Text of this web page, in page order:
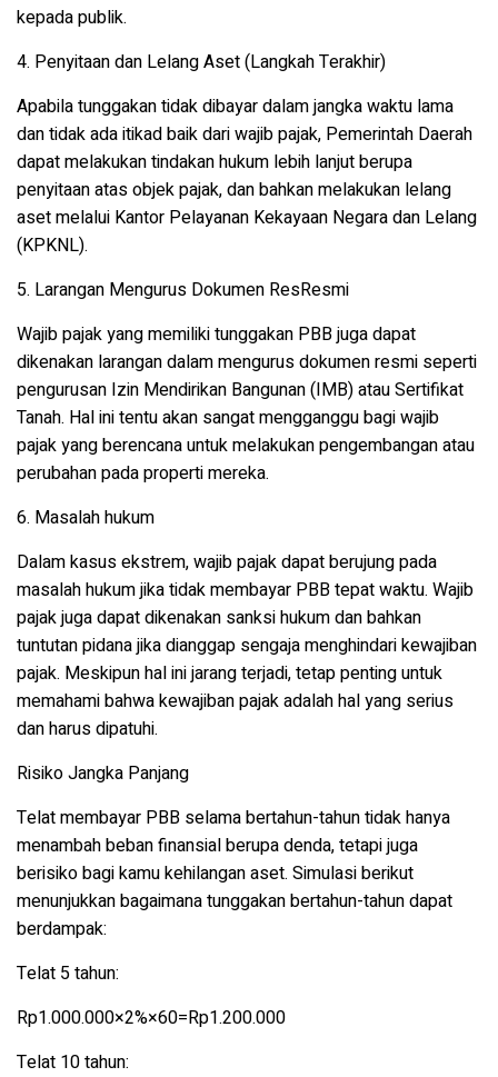
kepada publik.
4. Penyitaan dan Lelang Aset (Langkah Terakhir)
Apabila tunggakan tidak dibayar dalam jangka waktu lama
dan tidak ada itikad baik dari wajib pajak, Pemerintah Daerah
dapat melakukan tindakan hukum lebih lanjut berupa
penyitaan atas objek pajak, dan bahkan melakukan lelang
aset melalui Kantor Pelayanan Kekayaan Negara dan Lelang
(KPKNL).
5. Larangan Mengurus Dokumen ResResmi
Wajib pajak yang memiliki tunggakan PBB juga dapat
dikenakan larangan dalam mengurus dokumen resmi seperti
pengurusan Izin Mendirikan Bangunan (IMB) atau Sertifikat
Tanah. Hal ini tentu akan sangat mengganggu bagi wajib
pajak yang berencana untuk melakukan pengembangan atau
perubahan pada properti mereka.
6. Masalah hukum
Dalam kasus ekstrem, wajib pajak dapat berujung pada
masalah hukum jika tidak membayar PBB tepat waktu. Wajib
pajak juga dapat dikenakan sanksi hukum dan bahkan
tuntutan pidana jika dianggap sengaja menghindari kewajiban
pajak. Meskipun hal ini jarang terjadi, tetap penting untuk
memahami bahwa kewajiban pajak adalah hal yang serius
dan harus dipatuhi.
Risiko Jangka Panjang
Telat membayar PBB selama bertahun-tahun tidak hanya
menambah beban finansial berupa denda, tetapi juga
berisiko bagi kamu kehilangan aset. Simulasi berikut
menunjukkan bagaimana tunggakan bertahun-tahun dapat
berdampak:
Telat 5 tahun:
Rp1.000.000×2%×60=Rp1.200.000
Telat 10 tahun: